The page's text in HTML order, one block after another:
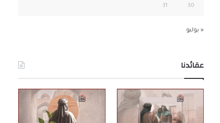
30
31
« يوليو
عقائدنا